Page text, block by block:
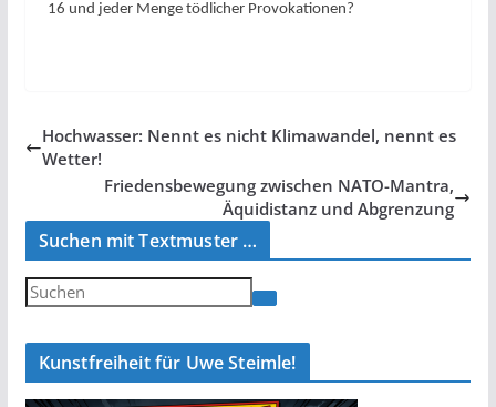
16 und jeder Menge tödlicher Provokationen?
Hochwasser: Nennt es nicht Klimawandel, nennt es
Wetter!
Friedensbewegung zwischen NATO-Mantra,
Äquidistanz und Abgrenzung
Suchen mit Textmuster …
Kunstfreiheit für Uwe Steimle!